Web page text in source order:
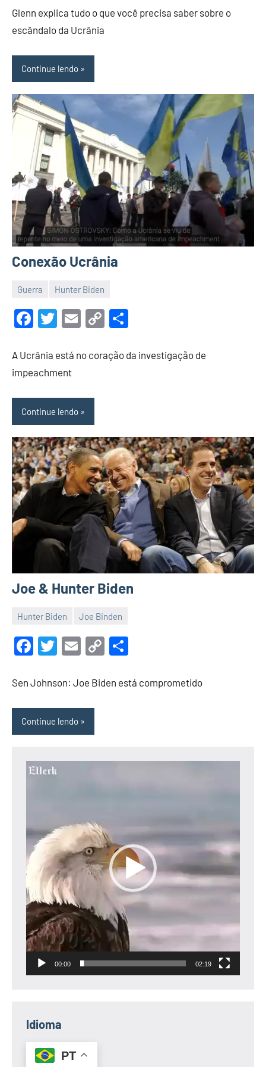
Glenn explica tudo o que você precisa saber sobre o
escândalo da Ucrânia
Continue lendo
Conexão Ucrânia
Guerra Hunter Biden
de
abril
2022
Facebook
Twitter
EmailCopy
A Ucrânia está no coração da investigação de
impeachment
Continue lendo
Joe & Hunter Biden
Hunter Biden Joe Binden
de
abril
2022
Facebook
Twitter
Email
Copy
Sen Johnson: Joe Biden está comprometido
Continue lendo
Tocador
00:00 02:19
Idioma
PT